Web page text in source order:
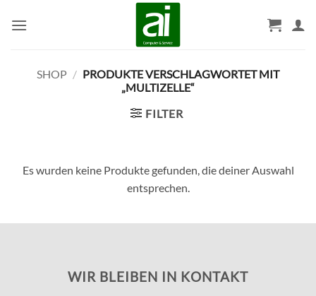
Inhalt
SHOP / PRODUKTE VERSCHLAGWORTET MIT
„MULTIZELLE“
FILTER
Es wurden keine Produkte gefunden, die deiner Auswahl
entsprechen.
WIR BLEIBEN IN KONTAKT